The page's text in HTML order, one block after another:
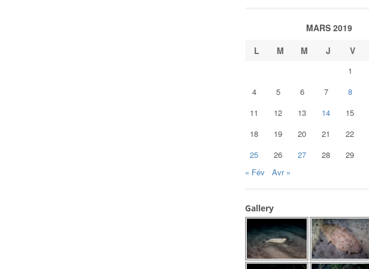
MARS 2019
L
M M J V
1
4
5 6 7 8
11
12 13 14 15
18
19 20 21 22
25
26 27 28 29
« Fév
Avr »
Gallery